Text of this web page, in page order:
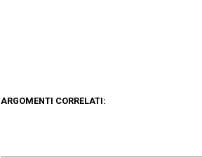
ARGOMENTI CORRELATI: